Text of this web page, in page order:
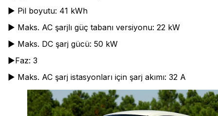
► Pil boyutu: 41 kWh
► Maks. AC şarjlı güç tabanı versiyonu: 22 kW
► Maks. DC şarj gücü: 50 kW
►Faz: 3
► Maks. AC şarj istasyonları için şarj akımı: 32 A